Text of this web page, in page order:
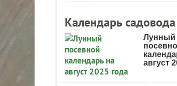
Календарь садовода
Лунный
август